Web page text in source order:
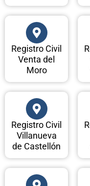
Registro Civil
Venta del
Moro
Registro Civil
Villanueva
de Castellón